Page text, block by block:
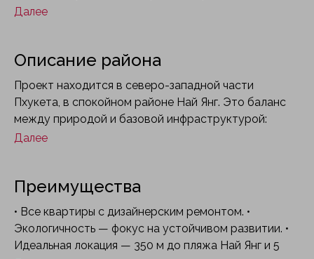
Падел-корты и симулятор гольфа • Подземный
Далее
Описание района
Проект находится в северо-западной части
Пхукета, в спокойном районе Най Янг. Это баланс
между природой и базовой инфраструктурой:
рядом длинный песчаный пляж, заповедный парк,
находятся международная школа UWC Thailand,
Mall.
Далее
Преимущества
• Все квартиры с дизайнерским ремонтом. •
Экологичность — фокус на устойчивом развитии. •
Идеальная локация — 350 м до пляжа Най Янг и 5